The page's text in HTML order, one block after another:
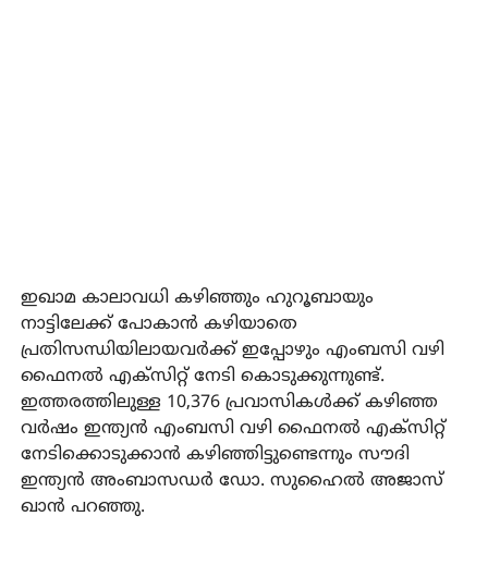
ഇഖാമ കാലാവധി കഴിഞ്ഞും ഹുറൂബായും
നാട്ടിലേക്ക് പോകാന്‍ കഴിയാതെ
പ്രതിസന്ധിയിലായവര്‍ക്ക് ഇപ്പോഴും എംബസി വഴി
ഫൈനല്‍ എക്സിറ്റ് നേടി കൊടുക്കുന്നുണ്ട്.
ഇത്തരത്തിലുള്ള 10,376 പ്രവാസികള്‍ക്ക് കഴിഞ്ഞ
വര്‍ഷം ഇന്ത്യന്‍ എംബസി വഴി ഫൈനല്‍ എക്സിറ്റ്
നേടിക്കൊടുക്കാന്‍ കഴിഞ്ഞിട്ടുണ്ടെന്നും സൗദി
ഇന്ത്യന്‍ അംബാസഡര്‍ ഡോ. സുഹൈല്‍ അജാസ്
ഖാന്‍ പറഞ്ഞു.